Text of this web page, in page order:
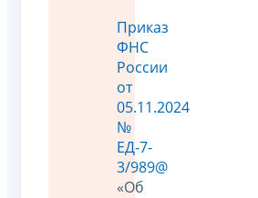
Приказ
ФНС
России
от
05.11.2024
№
ЕД-7-
3/989@
«Об